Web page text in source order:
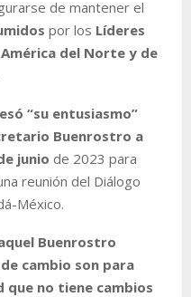
de mantener el
por los Líderes
del Norte y de
“su entusiasmo”
Buenrostro a
junio de 2023 para
reunión del Diálogo
México.
Buenrostro
cambio son para
no tiene cambios